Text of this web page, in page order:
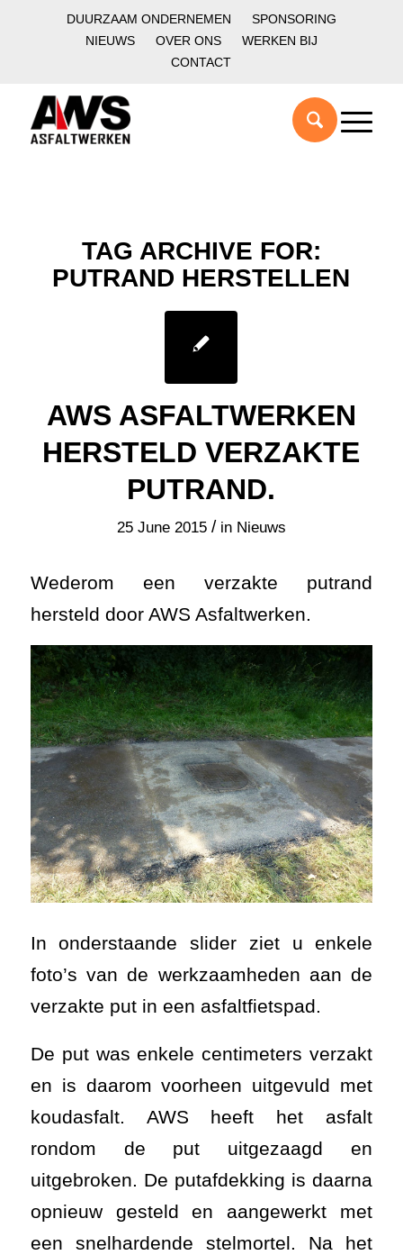
DUURZAAM ONDERNEMEN
SPONSORING
NIEUWS
OVER ONS
WERKEN BIJ
CONTACT
TAG ARCHIVE FOR:
PUTRAND HERSTELLEN
AWS ASFALTWERKEN
HERSTELD VERZAKTE
PUTRAND.
25 June 2015 / in Nieuws
Wederom een verzakte putrand
hersteld door AWS Asfaltwerken.
In onderstaande slider ziet u enkele
foto’s van de werkzaamheden aan de
verzakte put in een asfaltfietspad.
De put was enkele centimeters verzakt
en is daarom voorheen uitgevuld met
koudasfalt. AWS heeft het asfalt
rondom de put uitgezaagd en
uitgebroken. De putafdekking is daarna
opnieuw gesteld en aangewerkt met
een snelhardende stelmortel. Na het